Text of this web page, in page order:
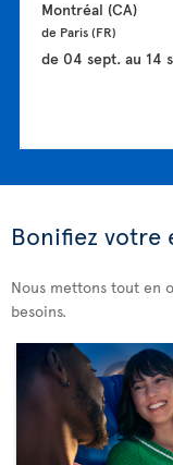
Montréal (CA)
de Paris (FR)
de 04 sept.au 14
Bonifiez votre
Nous mettons tout en
besoins.